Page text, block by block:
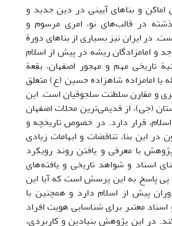
و بناهای آیینی در دین جدید و
در قالب‌های نو، امری مرسوم و
در ایران نیز بسیاری از بناهای دورة
و امامزادگان ریشه در پیش از اسلام
تاریخی مهم و مهجور اصفهان، بقعة
یا امامزاده شاهزاده حسین (ع) متعلق
و مقارن سلطنت سلجوقیان است. این
(جی)، از قدیمی‌ترین محلات اصفهان
قرار دارد. در خصوص تاریخچه و
در این بنا، تناقضات و ابهامات زیادی
با معرفی و یافتن روند رویکرد
اسناد و شواهد تاریخی و یافته‌های
پاسخ به این پرسش است که آیا این
پیش از اسلام دارد و همچنین با
اسناد معتبر برای شناسایی هویت افراد
در این پژوهش بنیادین و کاربردی،